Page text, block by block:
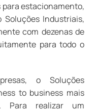
para estacionamento,
Industriais,
com dezenas de
para todo o
o Soluções
to business mais
Para realizar um